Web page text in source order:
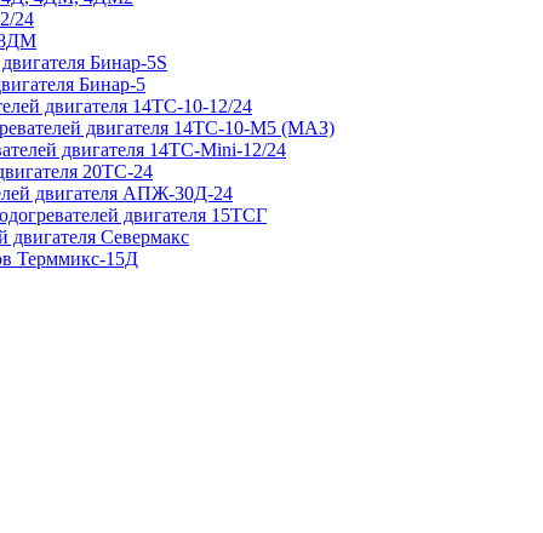
24
8ДМ
Бинар-5S
Бинар-5
двигателя 14ТС-10-12/24
двигателя 14ТС-10-М5 (МАЗ)
двигателя 14ТС-Mini-12/24
20ТС-24
двигателя АПЖ-30Д-24
двигателя 15ТСГ
двигателя Севермакс
Терммикс-15Д